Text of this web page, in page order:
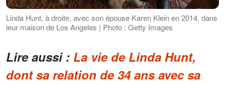
Linda Hunt, à droite, avec son épouse Karen Klein en 2014, dans
leur maison de Los Angeles | Photo : Getty Images
Lire aussi : La vie de Linda Hunt,
dont sa relation de 34 ans avec sa